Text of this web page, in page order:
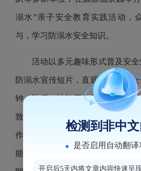
溺水”亲子安全教育实践活动，
与，学习防溺水安全知识。
活动以多元趣味形式普及安
防溺水宣传短片，直观普及水域
钟。随后，铁骑应急救援队队员
致示范落水自救、现场呼救等专
作、通俗的讲解，让家长和孩子
能。志愿者带来的防溺水三句半
检测到非中
是否启用自动翻译
开启后5天内将文章内容快速呈